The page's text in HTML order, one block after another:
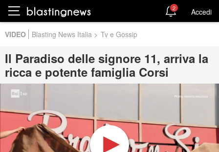
VIDEO Blasting News Italia > Tv e Gossip
Il Paradiso delle signore 11, arriva la
ricca e potente famiglia Corsi
2 Accedi